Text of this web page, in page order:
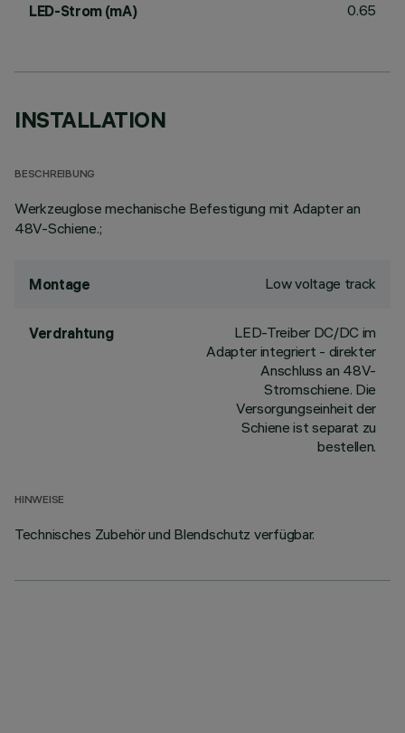
LED-Strom (mA) 0.65
INSTALLATION
BESCHREIBUNG
Werkzeuglose mechanische Befestigung mit Adapter an
48V-Schiene.;
Montage Low voltage track
Verdrahtung
LED-Treiber DC/DC im
Adapter integriert - direkter
Anschluss an 48V-
Stromschiene. Die
Versorgungseinheit der
Schiene ist separat zu
bestellen.
HINWEISE
Technisches Zubehör und Blendschutz verfügbar.